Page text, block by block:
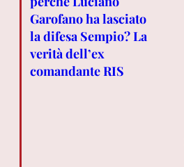
Garofano ha lasciato
la difesa Sempio? La
verità dell’ex
comandante RIS